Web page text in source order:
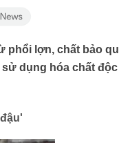
phổi lợn, chất bảo
dụng hóa chất